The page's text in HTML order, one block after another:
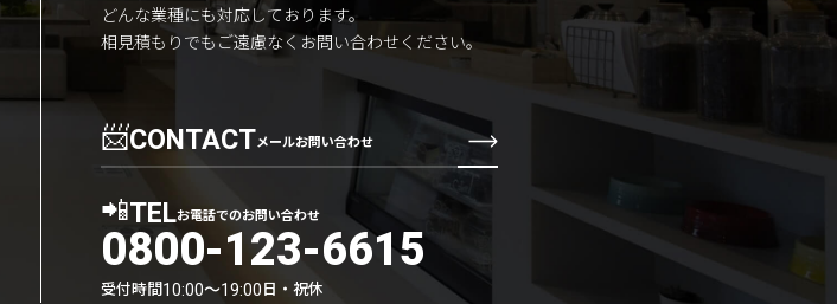
どんな業種にも対応しております。
相見積もりでもご遠慮なくお問い合わせください。
📨CONTACTメールお問い合わせ
📲TELお電話でのお問い合わせ
0800-123-6615
受付時間10:00〜19:00日・祝休